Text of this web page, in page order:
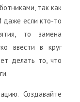
так как
даже если кто-то
то замена
ввести в круг
делать то, что
Создавайте